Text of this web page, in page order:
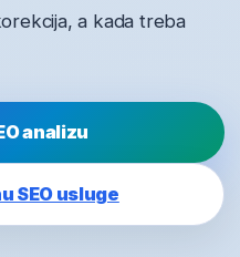
a kada treba
analizu
SEO usluge